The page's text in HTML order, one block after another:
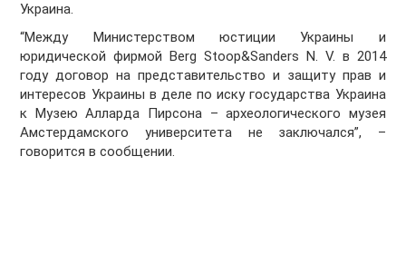
Украина.
“Между Министерством юстиции Украины и
юридической фирмой Berg Stoop&Sanders N. V. в 2014
году договор на представительство и защиту прав и
интересов Украины в деле по иску государства Украина
к Музею Алларда Пирсона – археологического музея
Амстердамского университета не заключался”, –
говорится в сообщении.